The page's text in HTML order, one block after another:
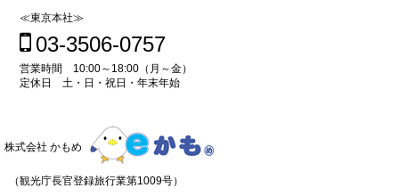
≪東京本社≫
03-3506-0757
営業時間 10:00～18:00（月～金）
定休日 土・日・祝日・年末年始
株式会社 かもめ
（観光庁長官登録旅行業第1009号）